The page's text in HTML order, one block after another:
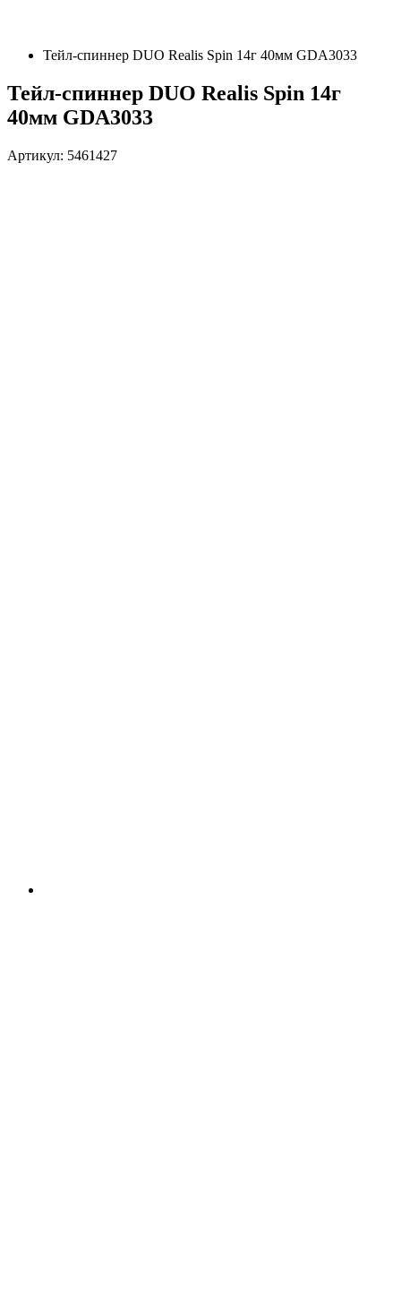
Тейл-спиннер DUO Realis Spin 14г 40мм GDA3033
Тейл-спиннер DUO Realis Spin 14г
40мм GDA3033
Артикул: 5461427